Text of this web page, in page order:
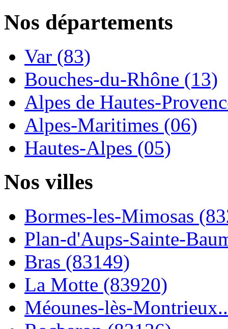
Nos départements
Var (83)
Bouches-du-Rhône (13)
Alpes de Hautes-
Alpes-Maritimes (06)
Hautes-Alpes (05)
Nos villes
Bormes-les-Mimosas
Plan-d'Aups-Sainte-
Bras (83149)
La Motte (83920)
Méounes-lès-